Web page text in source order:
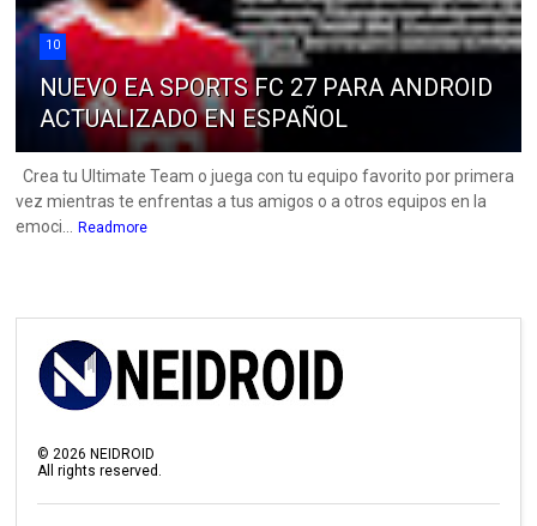
10
NUEVO EA SPORTS FC 27 PARA ANDROID
ACTUALIZADO EN ESPAÑOL
Crea tu Ultimate Team o juega con tu equipo favorito por primera
vez mientras te enfrentas a tus amigos o a otros equipos en la
emoci...
Readmore
© 2026 NEIDROID
All rights reserved.